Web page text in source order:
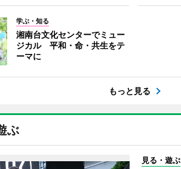
学ぶ・知る
湘南台文化センターでミュー
ジカル 平和・命・共生をテ
ーマに
もっと見る
ぶ
見る・遊ぶ